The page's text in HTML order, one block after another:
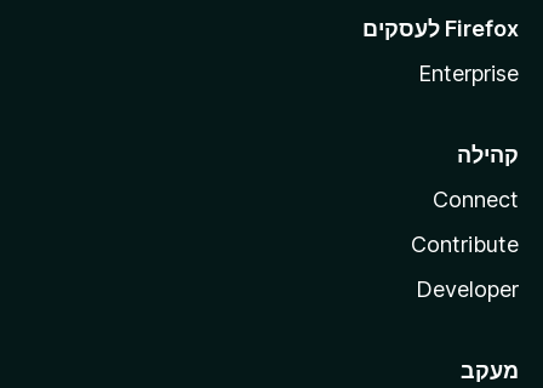
Enterprise
קהילה
Connect
Contribute
Developer
מעקב